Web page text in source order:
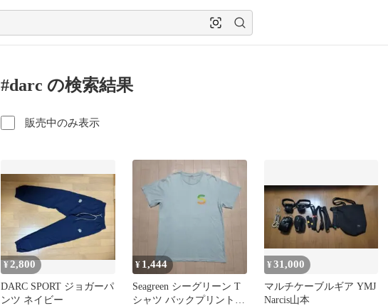
#darc の検索結果
販売中のみ表示
¥ 2,800
DARC SPORT ジョガーパ
ンツ ネイビー
¥ 1,444
Seagreen シーグリーン T
シャツ バックプリント
¥31,000
マルチケーブルギア YMJ
Narcis山本